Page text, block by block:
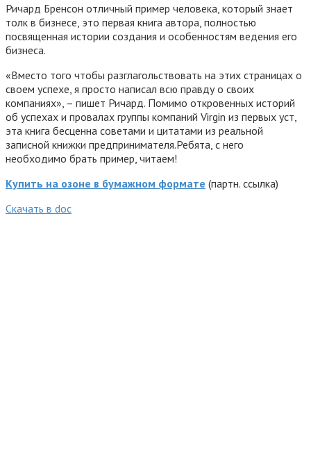
Ричард Бренсон отличный пример человека, который знает
толк в бизнесе, это первая книга автора, полностью
посвященная истории создания и особенностям ведения его
бизнеса.
«Вместо того чтобы разглагольствовать на этих страницах о
своем успехе, я просто написал всю правду о своих
компаниях», – пишет Ричард. Помимо откровенных историй
об успехах и провалах группы компаний Virgin из первых уст,
эта книга бесценна советами и цитатами из реальной
записной книжки предпринимателя.Ребята, с него
необходимо брать пример, читаем!
Купить на озоне в бумажном формате (партн. ссылка)
Cкачать в doc